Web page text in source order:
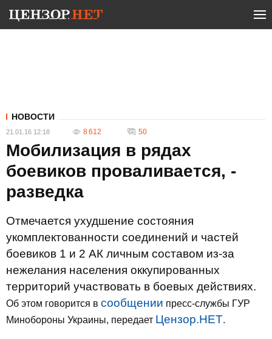
НОВОСТИ
21.01.16 12:18 8 612 50
Мобилизация в рядах
боевиков проваливается, -
разведка
Отмечается ухудшение состояния
укомплектованности соединений и частей
боевиков 1 и 2 АК личным составом из-за
нежелания населения оккупированных
территорий участвовать в боевых действиях.
Об этом говорится в сообщении пресс-службы ГУР
Минобороны Украины, передает Цензор.НЕТ.